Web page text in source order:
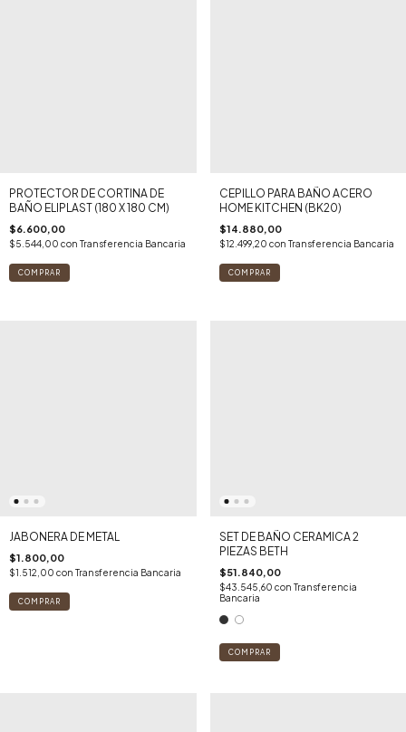
PROTECTOR DE CORTINA DE
BAÑO ELIPLAST (180 X 180 CM)
$6.600,00
$5.544,00 con Transferencia Bancaria
COMPRAR
CEPILLO PARA BAÑO ACERO
HOME KITCHEN (BK20)
$14.880,00
$12.499,20 con Transferencia Bancaria
JABONERA DE METAL
$1.800,00
$1.512,00 con Transferencia Bancaria
SET DE BAÑO CERAMICA 2
PIEZAS BETH
$51.840,00
$43.545,60 con Transferencia
Bancaria
COMPRAR